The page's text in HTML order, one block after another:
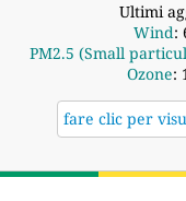
Ultimi
Wind:
PM2.5 (Small
Ozone:
fare clic per